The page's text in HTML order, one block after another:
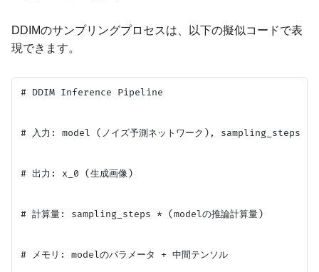
DDIMのサンプリングプロセスは、以下の擬似コードで表
現できます。
# DDIM Inference Pipeline
# 入力: model (ノイズ予測ネットワーク), sampling_steps
# 出力: x_0 (生成画像)
# 計算量: sampling_steps * (modelの推論計算量)
# メモリ: modelのパラメータ + 中間テンソル